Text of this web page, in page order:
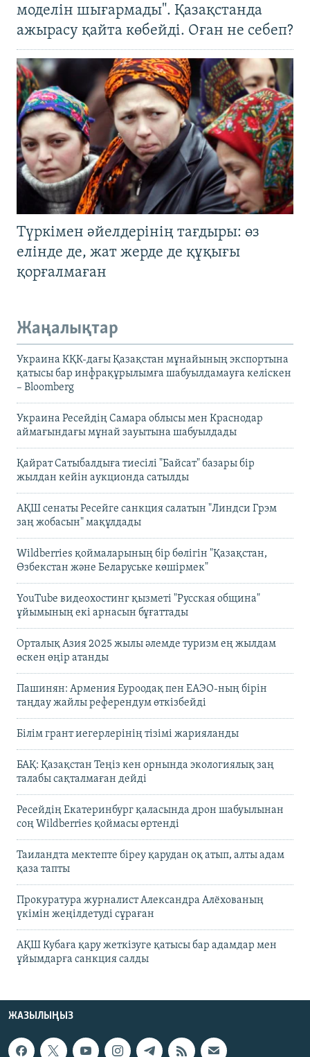
моделін шығармады". Қазақстанда
ажырасу қайта көбейді. Оған не себеп?
Түркімен әйелдерінің тағдыры: өз
елінде де, жат жерде де құқығы
қорғалмаған
Жаңалықтар
Украина КҚК-дағы Қазақстан мұнайының экспортына
қатысы бар инфрақұрылымға шабуылдамауға келіскен
– Bloomberg
Украина Ресейдің Самара облысы мен Краснодар
аймағындағы мұнай зауытына шабуылдады
Қайрат Сатыбалдыға тиесілі "Байсат" базары бір
жылдан кейін аукционда сатылды
АҚШ сенаты Ресейге санкция салатын "Линдси Грэм
заң жобасын" мақұлдады
Wildberries қоймаларының бір бөлігін "Қазақстан,
Өзбекстан және Беларуське көшірмек"
YouTube видеохостинг қызметі "Русская община"
ұйымының екі арнасын бұғаттады
Орталық Азия 2025 жылы әлемде туризм ең жылдам
өскен өңір атанды
Пашинян: Армения Еуроодақ пен ЕАЭО-ның бірін
таңдау жайлы референдум өткізбейді
Білім грант иегерлерінің тізімі жарияланды
БАҚ: Қазақстан Теңіз кен орнында экологиялық заң
талабы сақталмаған дейді
Ресейдің Екатеринбург қаласында дрон шабуылынан
соң Wildberries қоймасы өртенді
Таиландта мектепте біреу қарудан оқ атып, алты адам
қаза тапты
Прокуратура журналист Александра Алёхованың
үкімін жеңілдетуді сұраған
АҚШ Кубаға қару жеткізуге қатысы бар адамдар мен
ұйымдарға санкция салды
ЖАЗЫЛЫҢЫЗ